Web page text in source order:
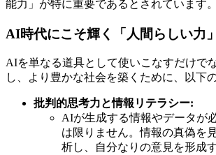
能力」が特に重要であるとされています。
AI時代にこそ輝く「人間らしい力」
AIを単なる道具として使いこなすだけで
し、より豊かな社会を築くために、以下
批判的思考力と情報リテラシー:
AIが生成する情報やデータが
は限りません。情報の真偽を
析し、自分なりの意見を形成